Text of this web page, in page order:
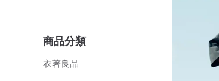
商品分類
衣著良品